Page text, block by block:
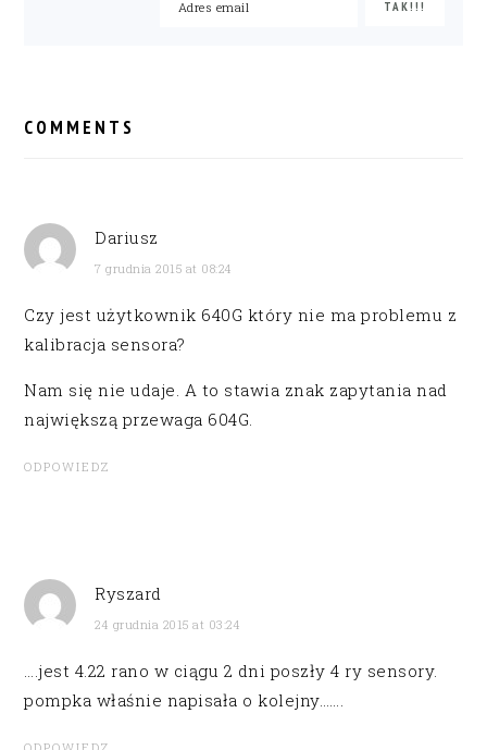
INTERACTIONS
COMMENTS
Dariusz
7 grudnia 2015 at 08:24
Czy jest użytkownik 640G który nie ma problemu z
kalibracja sensora?
Nam się nie udaje. A to stawia znak zapytania nad
największą przewaga 604G.
ODPOWIEDZ
Ryszard
24 grudnia 2015 at 03:24
….jest 4.22 rano w ciągu 2 dni poszły 4 ry sensory.
pompka właśnie napisała o kolejny…….